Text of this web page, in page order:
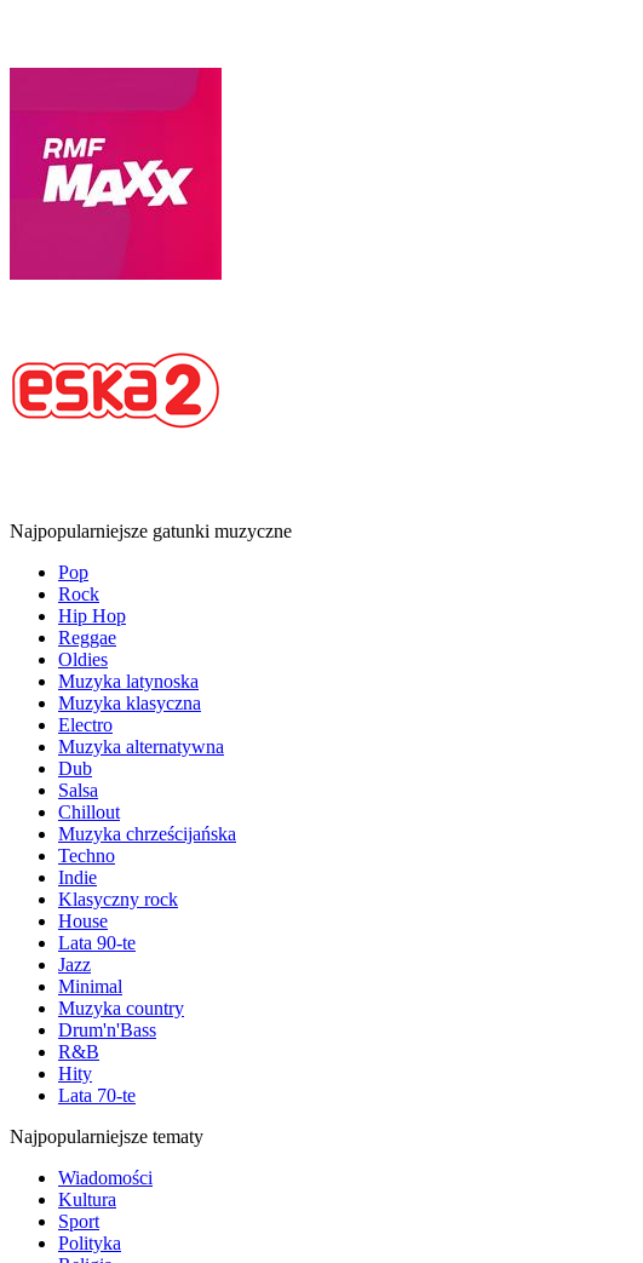
Najpopularniejsze gatunki muzyczne
Pop
Rock
Hip Hop
Reggae
Oldies
Muzyka latynoska
Muzyka klasyczna
Electro
Muzyka alternatywna
Dub
Salsa
Chillout
Muzyka chrześcijańska
Techno
Indie
Klasyczny rock
House
Lata 90-te
Jazz
Minimal
Muzyka country
Drum'n'Bass
R&B
Hity
Lata 70-te
Najpopularniejsze tematy
Wiadomości
Kultura
Sport
Polityka